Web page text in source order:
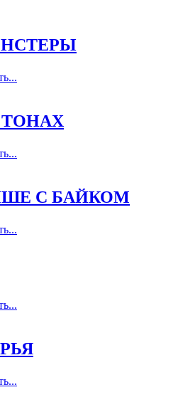
С БАЙКОМ